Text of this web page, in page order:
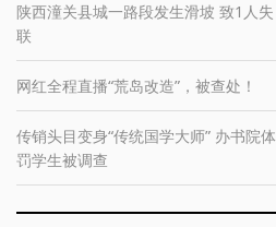
陕西潼关县城一路段发生滑坡 致1人失
联
网红全程直播“荒岛改造”，被查处！
传销头目变身“传统国学大师” 办书院体
罚学生被调查